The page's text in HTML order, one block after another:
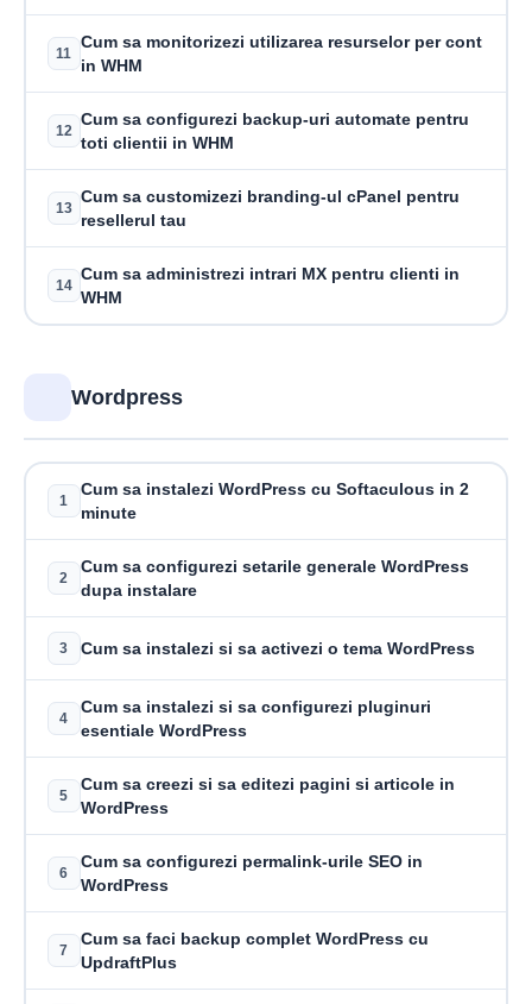
11
Cum sa monitorizezi utilizarea resurselor per cont
in WHM
12
Cum sa configurezi backup-uri automate pentru
toti clientii in WHM
13
Cum sa customizezi branding-ul cPanel pentru
resellerul tau
14
Cum sa administrezi intrari MX pentru clienti in
WHM
Wordpress
1
Cum sa instalezi WordPress cu Softaculous in 2
minute
2
Cum sa configurezi setarile generale WordPress
dupa instalare
3 Cum sa instalezi si sa activezi o tema WordPress
4
Cum sa instalezi si sa configurezi pluginuri
esentiale WordPress
5
Cum sa creezi si sa editezi pagini si articole in
WordPress
6
Cum sa configurezi permalink-urile SEO in
WordPress
7
Cum sa faci backup complet WordPress cu
UpdraftPlus